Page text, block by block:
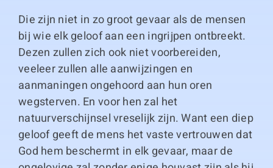
Die zijn niet in zo groot gevaar als de mensen
bij wie elk geloof aan een ingrijpen ontbreekt.
Dezen zullen zich ook niet voorbereiden,
veeleer zullen alle aanwijzingen en
aanmaningen ongehoord aan hun oren
wegsterven. En voor hen zal het
natuurverschijnsel vreselijk zijn. Want een diep
geloof geeft de mens het vaste vertrouwen dat
God hem beschermt in elk gevaar, maar de